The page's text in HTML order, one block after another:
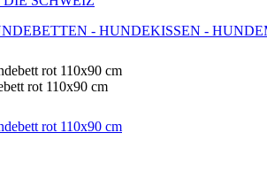
- HUNDEKISSEN -
rot 110x90 cm